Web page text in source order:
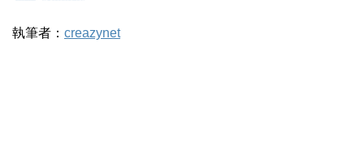
執筆者： creazynet